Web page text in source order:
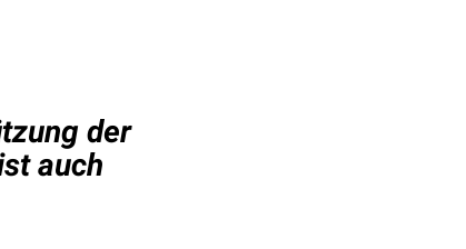
der
auch